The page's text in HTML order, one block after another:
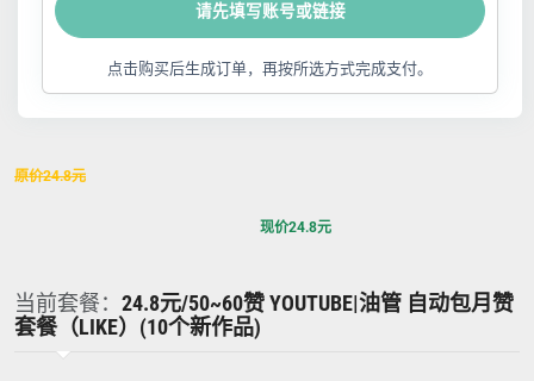
请先填写账号或链接
点击购买后生成订单，再按所选方式完成支付。
原价24.8元
现价24.8元
当前套餐： 24.8元/50~60赞 YOUTUBE|油管 自动包月赞
套餐（LIKE）(10个新作品)